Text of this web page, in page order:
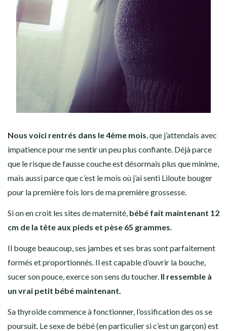
Nous voici rentrés dans le 4ème mois, que j’attendais avec
impatience pour me sentir un peu plus confiante. Déjà parce
que le risque de fausse couche est désormais plus que minime,
mais aussi parce que c’est le mois où j’ai senti Liloute bouger
pour la première fois lors de ma première grossesse.
Si on en croit les sites de maternité, bébé fait maintenant 12
cm de la tête aux pieds et pèse 65 grammes.
Il bouge beaucoup, ses jambes et ses bras sont parfaitement
formés et proportionnés. Il est capable d’ouvrir la bouche,
sucer son pouce, exerce son sens du toucher. Il ressemble à
un vrai petit bébé maintenant.
Sa thyroïde commence à fonctionner, l’ossification des os se
poursuit. Le sexe de bébé (en particulier si c’est un garçon) est